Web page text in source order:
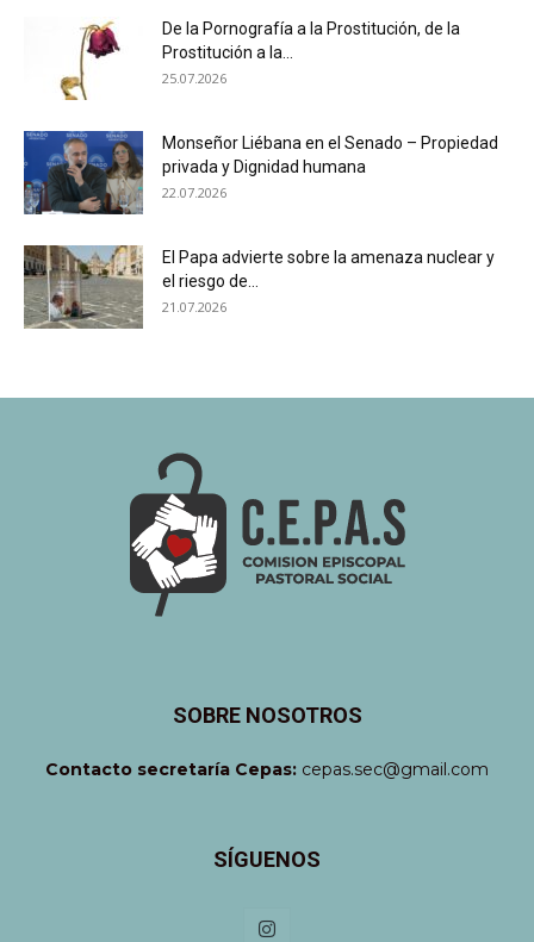
De la Pornografía a la Prostitución, de la
Prostitución a la...
25.07.2026
Monseñor Liébana en el Senado – Propiedad
privada y Dignidad humana
22.07.2026
El Papa advierte sobre la amenaza nuclear y
el riesgo de...
21.07.2026
SOBRE NOSOTROS
Contacto secretaría Cepas: cepas.sec@gmail.com
SÍGUENOS